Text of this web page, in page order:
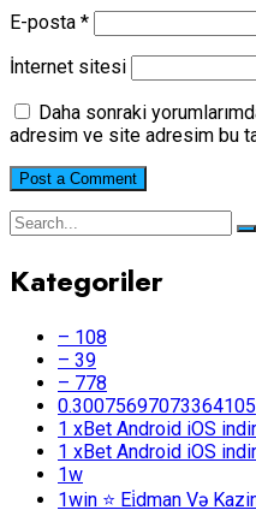
E-posta *
İnternet sitesi
Daha sonraki
adresim ve site adresim bu
Kategoriler
– 108
– 39
– 778
0.30075697073364105
1 xBet Android iOS
1 xBet Android iOS
1w
1win ⭐ Ei̇dman Və